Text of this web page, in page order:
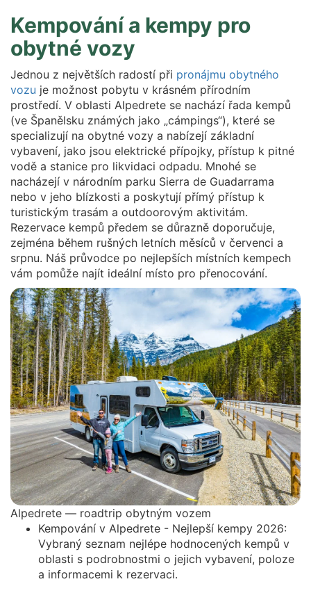
Kempování a kempy pro
obytné vozy
Jednou z největších radostí při pronájmu obytného
vozu je možnost pobytu v krásném přírodním
prostředí. V oblasti Alpedrete se nachází řada kempů
(ve Španělsku známých jako „cámpings“), které se
specializují na obytné vozy a nabízejí základní
vybavení, jako jsou elektrické přípojky, přístup k pitné
vodě a stanice pro likvidaci odpadu. Mnohé se
nacházejí v národním parku Sierra de Guadarrama
nebo v jeho blízkosti a poskytují přímý přístup k
turistickým trasám a outdoorovým aktivitám.
Rezervace kempů předem se důrazně doporučuje,
zejména během rušných letních měsíců v červenci a
srpnu. Náš průvodce po nejlepších místních kempech
vám pomůže najít ideální místo pro přenocování.
Alpedrete — roadtrip obytným vozem
Kempování v Alpedrete - Nejlepší kempy 2026:
Vybraný seznam nejlépe hodnocených kempů v
oblasti s podrobnostmi o jejich vybavení, poloze
a informacemi k rezervaci.